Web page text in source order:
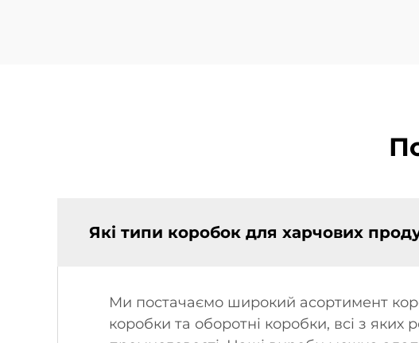
Які типи коробок для харчових
Ми постачаємо широкий асортимент
коробки та оборотні коробки, всі з